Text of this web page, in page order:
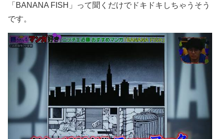
「BANANA FISH」って聞くだけでドキドキしちゃうそう
です。